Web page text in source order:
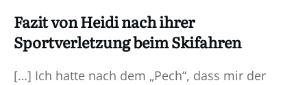
Fazit von Heidi nach ihrer
Sportverletzung beim Skifahren
[…] Ich hatte nach dem „Pech“, dass mir der